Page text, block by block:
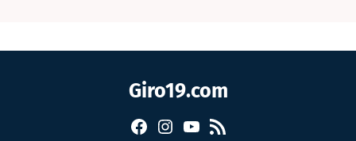
Giro19.com
Facebook
Instagram
YouTube
RSS